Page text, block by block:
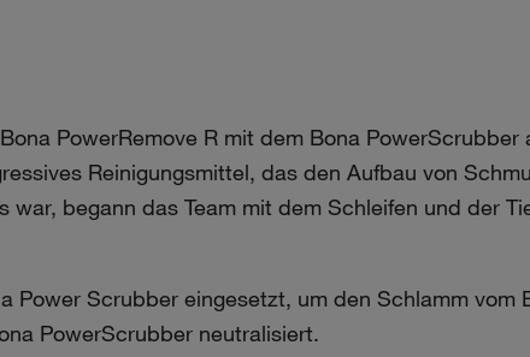
PowerRemove R mit dem Bona
Reinigungsmittel, das den Aufbau von
begann das Team mit dem Schleifen und der
Scrubber eingesetzt, um den Schlamm vom
PowerScrubber neutralisiert.